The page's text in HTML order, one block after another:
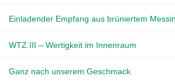
Einladender Empfang aus brüniertem
WTZ.III – Wertigkeit im Innenraum
Ganz nach unserem Geschmack